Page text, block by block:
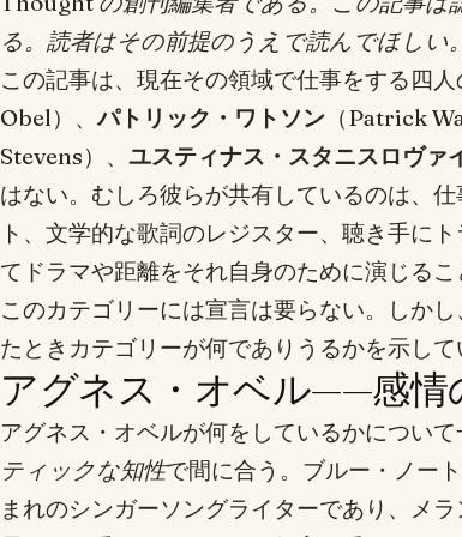
る。読者はその前提のうえで読んでほしい。
この記事は、現在その領域で仕事をする四
Obel）、パトリック・ワトソン （Patrick
Stevens）、 ユスティナス・スタニスロヴァ
はない。むしろ彼らが共有しているのは、
ト、文学的な歌詞のレジスター、聴き手に
てドラマや距離をそれ自身のために演じるこ
このカテゴリーには宣言は要らない。しか
たときカテゴリーが何でありうるかを示して
アグネス・オベル——感情
アグネス・オベルが何をしているかについて
ティックな知性で間に合う。ブルー・ノー
まれのシンガーソングライターであり、メ